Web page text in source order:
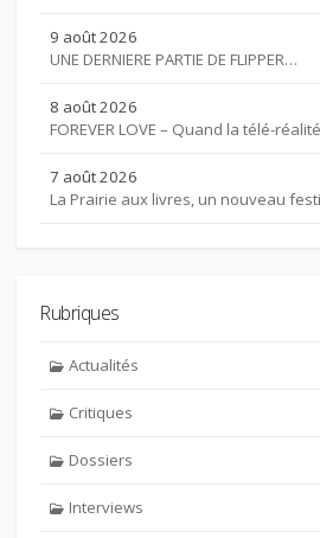
9 août 2026
UNE DERNIERE PARTIE DE FLIPPER…
8 août 2026
FOREVER LOVE – Quand la télé-
7 août 2026
La Prairie aux livres, un nouveau
Rubriques
Actualités
Critiques
Dossiers
Interviews